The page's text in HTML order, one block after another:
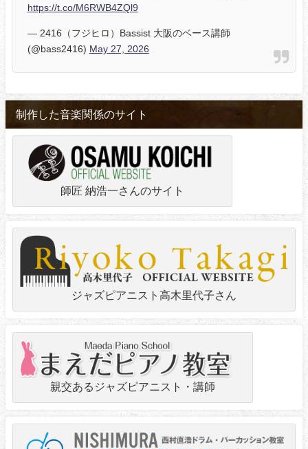
https://t.co/M6RWB4ZQl9
— 2416（フジヒロ）Bassist 大阪のベース講師
(@bass2416) May 27, 2026
制作した音楽関係のサイト
師匠 納浩一さんのサイト
ジャズピアニスト高木里代子さん
親交あるジャズピアニスト・講師